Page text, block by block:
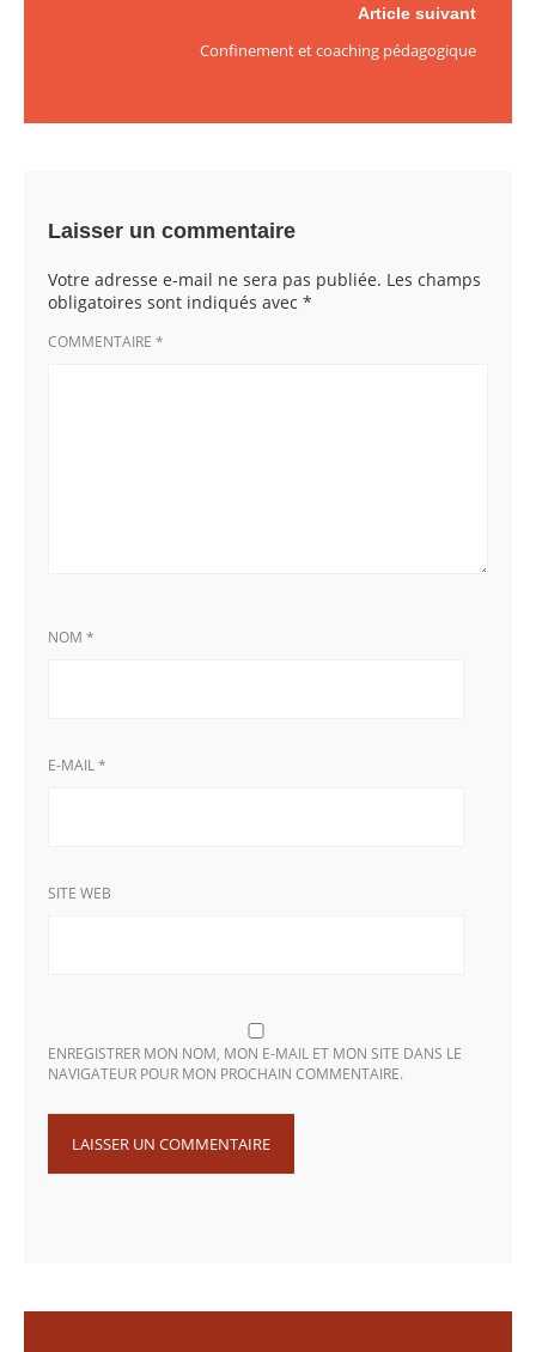
Article suivant
Confinement et coaching pédagogique
Laisser un commentaire
Votre adresse e-mail ne sera pas publiée. Les champs
obligatoires sont indiqués avec *
COMMENTAIRE *
NOM *
E-MAIL*
SITE WEB
ENREGISTRER MON NOM, MON E-MAIL ET MON SITE DANS LE
NAVIGATEUR POUR MON PROCHAIN COMMENTAIRE.